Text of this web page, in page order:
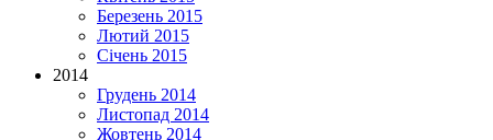
Березень 2015
Лютий 2015
Січень 2015
2014
Грудень 2014
Листопад 2014
Жовтень 2014